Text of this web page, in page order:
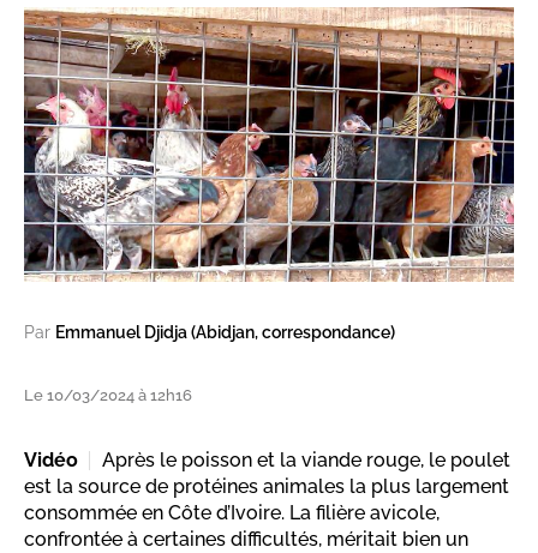
Par Emmanuel Djidja (Abidjan, correspondance)
Le 10/03/2024 à 12h16
Vidéo
Après le poisson et la viande rouge, le poulet
est la source de protéines animales la plus largement
consommée en Côte d’Ivoire. La filière avicole,
confrontée à certaines difficultés, méritait bien un